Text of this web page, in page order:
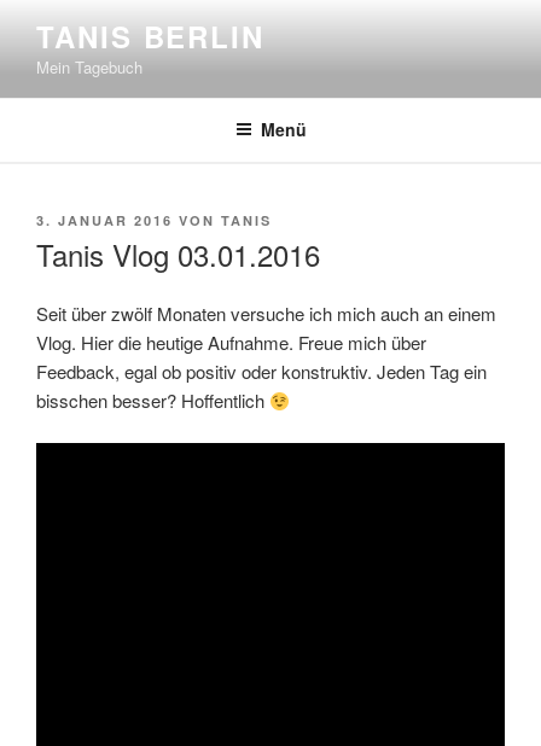
springen
TANIS BERLIN
Mein Tagebuch
Menü
VERÖFFENTLICHT
3. JANUAR 2016 VON TANIS
Tanis Vlog 03.01.2016
Seit über zwölf Monaten versuche ich mich auch an einem
Vlog. Hier die heutige Aufnahme. Freue mich über
Feedback, egal ob positiv oder konstruktiv. Jeden Tag ein
bisschen besser? Hoffentlich